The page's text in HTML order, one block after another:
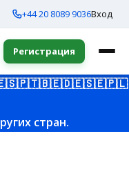
+44 20 8089 9036Вход
Регистрация
🇵🇹🇧🇪🇩🇪🇸🇪🇵🇱
стран.